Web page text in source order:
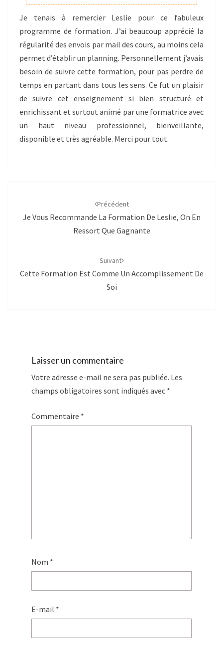
Je tenais à remercier Leslie pour ce fabuleux
programme de formation. J’ai beaucoup apprécié la
régularité des envois par mail des cours, au moins cela
permet d’établir un planning. Personnellement j’avais
besoin de suivre cette formation, pour pas perdre de
temps en partant dans tous les sens. Ce fut un plaisir
de suivre cet enseignement si bien structuré et
enrichissant et surtout animé par une formatrice avec
un haut niveau professionnel, bienveillante,
disponible et très agréable. Merci pour tout.
Précédent
Je Vous Recommande La Formation De Leslie, On En
Ressort Que Gagnante
Suivant
Cette Formation Est Comme Un Accomplissement De
Soi
Laisser un commentaire
Votre adresse e-mail ne sera pas publiée. Les
champs obligatoires sont indiqués avec *
Commentaire *
Nom *
E-mail *